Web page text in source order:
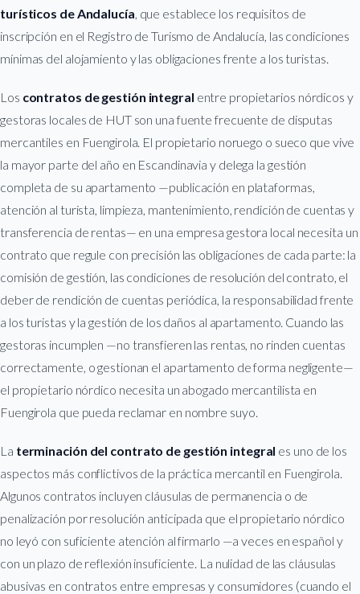
turísticos de Andalucía , que establece los requisitos de
inscripción en el Registro de Turismo de Andalucía, las condiciones
mínimas del alojamiento y las obligaciones frente a los turistas.
Los contratos de gestión integral entre propietarios nórdicos y
gestoras locales de HUT son una fuente frecuente de disputas
mercantiles en Fuengirola. El propietario noruego o sueco que vive
la mayor parte del año en Escandinavia y delega la gestión
completa de su apartamento —publicación en plataformas,
atención al turista, limpieza, mantenimiento, rendición de cuentas y
transferencia de rentas— en una empresa gestora local necesita un
contrato que regule con precisión las obligaciones de cada parte: la
comisión de gestión, las condiciones de resolución del contrato, el
deber de rendición de cuentas periódica, la responsabilidad frente
a los turistas y la gestión de los daños al apartamento. Cuando las
gestoras incumplen —no transfieren las rentas, no rinden cuentas
correctamente, o gestionan el apartamento de forma negligente—
el propietario nórdico necesita un abogado mercantilista en
Fuengirola que pueda reclamar en nombre suyo.
La terminación del contrato de gestión integral es uno de los
aspectos más conflictivos de la práctica mercantil en Fuengirola.
Algunos contratos incluyen cláusulas de permanencia o de
penalización por resolución anticipada que el propietario nórdico
no leyó con suficiente atención al firmarlo —a veces en español y
con un plazo de reflexión insuficiente. La nulidad de las cláusulas
abusivas en contratos entre empresas y consumidores (cuando el